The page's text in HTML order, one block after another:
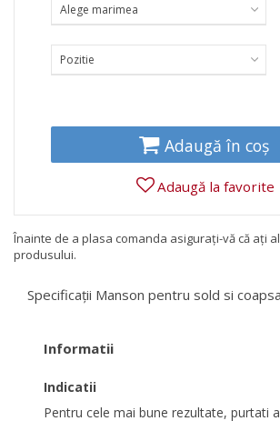
Alege marimea
Pozitie
Adaugă în coș
Adaugă la favorite
Înainte de a plasa comanda asigurați-vă că ați
produsului.
Specificații Manson pentru sold si
Informatii
Indicatii
Pentru cele mai bune rezultate, purtati